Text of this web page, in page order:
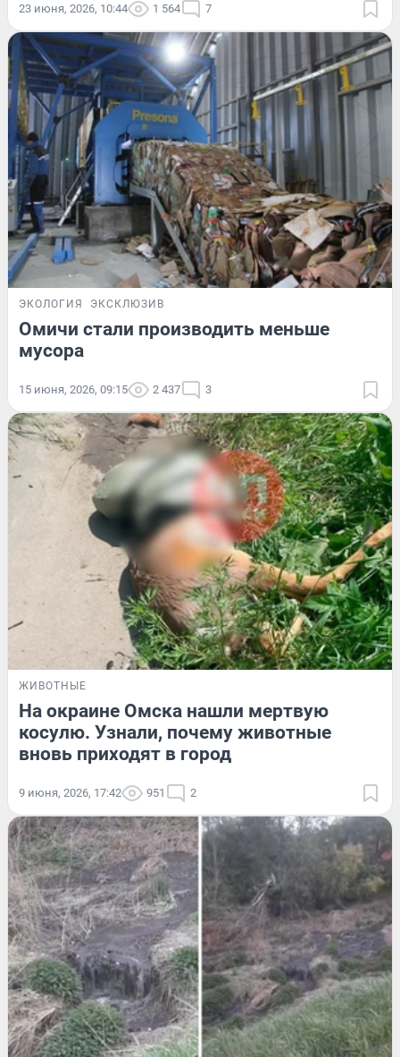
23 июня, 2026, 10:44 1 564 7
ЭКОЛОГИЯ ЭКСКЛЮЗИВ
Омичи стали производить меньше
мусора
15 июня, 2026, 09:15 2 437 3
ЖИВОТНЫЕ
На окраине Омска нашли мертвую
косулю. Узнали, почему животные
вновь приходят в город
9 июня, 2026, 17:42 951 2